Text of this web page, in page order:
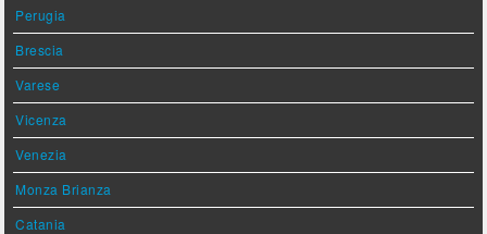
Perugia
Brescia
Varese
Vicenza
Venezia
Monza Brianza
Catania